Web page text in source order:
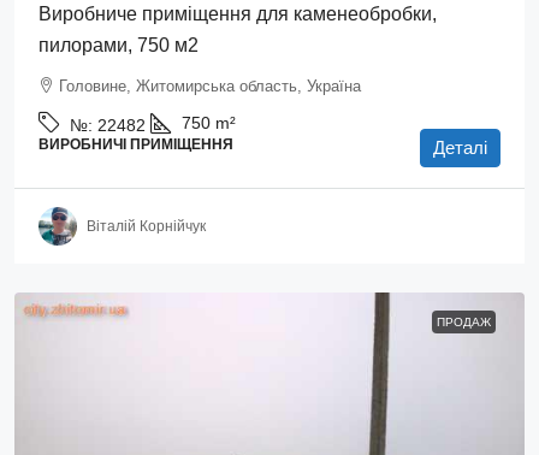
Виробниче приміщення для каменеобробки,
пилорами, 750 м2
Головине, Житомирська область, Україна
№: 22482 750 m²
ВИРОБНИЧІ ПРИМІЩЕННЯ Деталі
Віталій Корнійчук
ПРОДАЖ